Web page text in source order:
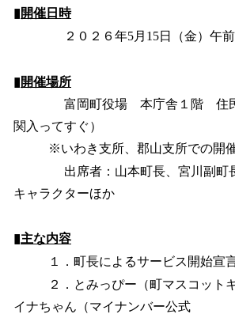
▮開催日時
２０２６年5月15日（金）午前8
▮開催場所
富岡町役場 本庁舎１階 住民
関入ってすぐ）
※いわき支所、郡山支所での開催
出席者：山本町長、宮川副町長
キャラクターほか
▮主な内容
１．町長によるサービス開始宣
２．とみっぴー（町マスコットキ
イナちゃん（マイナンバー公式